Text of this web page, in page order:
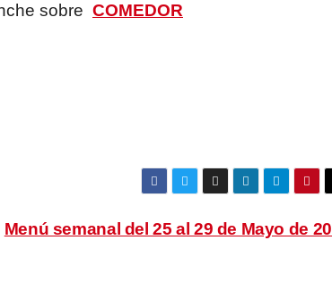
sobre COMEDOR
Menú semanal del 25 al 29 de Mayo de